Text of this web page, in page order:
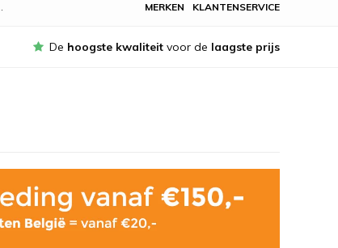
KLANTENSERVICE
MERKEN
De hoogste kwaliteit voor de laagste prijs